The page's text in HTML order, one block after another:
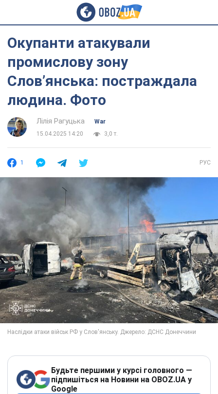
Окупанти атакували
промислову зону
Слов’янська: постраждала
людина. Фото
Лілія Рагуцька
War
15.04.2025 14:20
3,0 т.
1 РУС
Будьте першими у курсі головного —
підпишіться на Новини на OBOZ.UA у
Google